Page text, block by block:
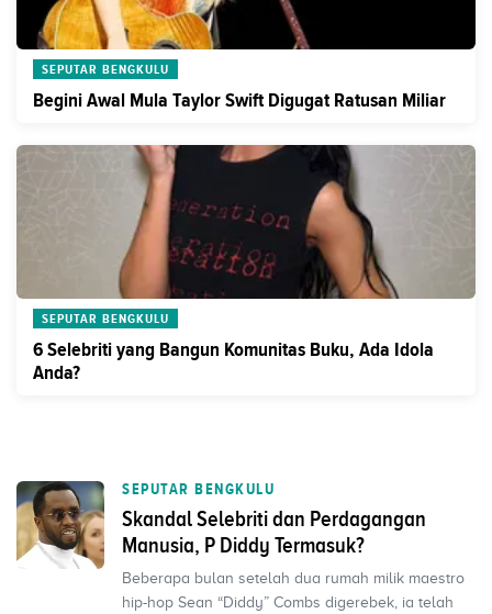
SEPUTAR BENGKULU
Begini Awal Mula Taylor Swift Digugat Ratusan Miliar
SEPUTAR BENGKULU
6 Selebriti yang Bangun Komunitas Buku, Ada Idola
Anda?
SEPUTAR BENGKULU
Skandal Selebriti dan Perdagangan
Manusia, P Diddy Termasuk?
Beberapa bulan setelah dua rumah milik maestro
hip-hop Sean “Diddy” Combs digerebek, ia telah